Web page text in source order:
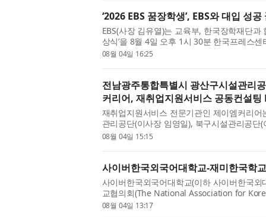
‘2026 EBS 꿈장학생’, EBS와 대입 성
EBS(사장 김유열)는 교육부, 한국장학재단과
상식’을 8월 4일 오후 1시 30분 한국프레스
장학생’이란 이름으로 시작된 ‘EBS 꿈장학생
08월 04일 16:25
전남광주통합특별시 광산구시설관리
커리어, 재취업지원서비스 공동컨설팅
재취업지원서비스 전문기관인 제이엠커리
관리공단(이사장 임영일), 북구시설관리공단
지원서비스 공동컨설팅 업무협약(MOU)’을
08월 04일 15:15
사이버한국외국어대학교-재미한국학
사이버한국외국어대학교(이하 사이버한국
교협의회(The National Association for
예순)와 교류협력 양해각서(MOU) 및 교육협
08월 04일 13:17